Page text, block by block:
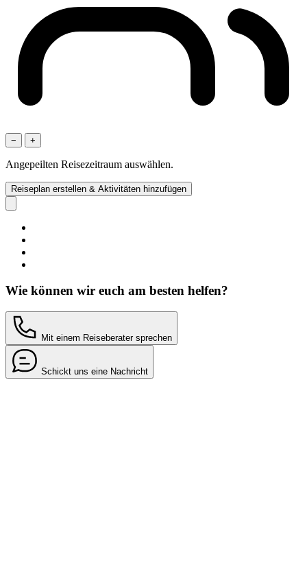
− +
Angepeilten Reisezeitraum auswählen.
Reiseplan erstellen & Aktivitäten hinzufügen
Wie können wir euch am besten helfen?
Mit einem Reiseberater sprechen
Schickt uns eine Nachricht